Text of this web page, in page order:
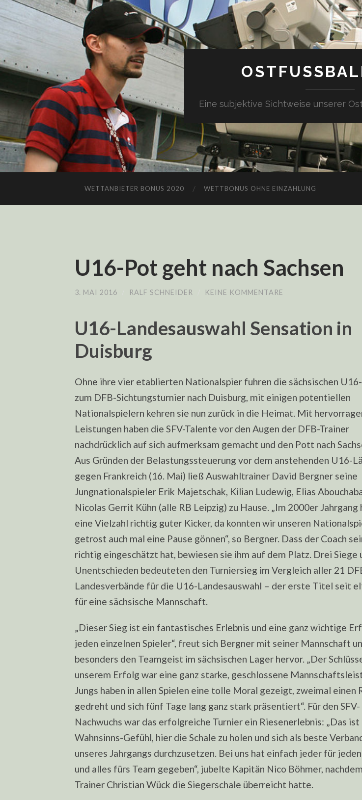
Eine subjektive Sichtweise unserer
WETTANBIETER BONUS 2020 WETTBONUS OHNE EINZAHLUNG
U16-Pot geht nach Sachsen
3. MAI 2016 RALF SCHNEIDER KEINE KOMMENTARE
U16-Landesauswahl Sensation in
Duisburg
Ohne ihre vier etablierten Nationalspier fuhren die sächsischen
zum DFB-Sichtungsturnier nach Duisburg, mit einigen potentiellen
Nationalspielern kehren sie nun zurück in die Heimat. Mit
Leistungen haben die SFV-Talente vor den Augen der DFB-Trainer
nachdrücklich auf sich aufmerksam gemacht und den Pott nach
Aus Gründen der Belastungssteuerung vor dem anstehenden U16-
gegen Frankreich (16. Mai) ließ Auswahltrainer David Bergner seine
Jungnationalspieler Erik Majetschak, Kilian Ludewig, Elias
Nicolas Gerrit Kühn (alle RB Leipzig) zu Hause. „Im 2000er Jahrgang
eine Vielzahl richtig guter Kicker, da konnten wir unseren
getrost auch mal eine Pause gönnen“, so Bergner. Dass der Coach
richtig eingeschätzt hat, bewiesen sie ihm auf dem Platz. Drei Siege
Unentschieden bedeuteten den Turniersieg im Vergleich aller 21
Landesverbände für die U16-Landesauswahl – der erste Titel seit
für eine sächsische Mannschaft.
„Dieser Sieg ist ein fantastisches Erlebnis und eine ganz wichtige
jeden einzelnen Spieler“, freut sich Bergner mit seiner Mannschaft
besonders den Teamgeist im sächsischen Lager hervor. „Der
unserem Erfolg war eine ganz starke, geschlossene
Jungs haben in allen Spielen eine tolle Moral gezeigt, zweimal einen
gedreht und sich fünf Tage lang ganz stark präsentiert“. Für den SFV-
Nachwuchs war das erfolgreiche Turnier ein Riesenerlebnis: „Das ist
Wahnsinns-Gefühl, hier die Schale zu holen und sich als beste
unseres Jahrgangs durchzusetzen. Bei uns hat einfach jeder für
und alles fürs Team gegeben“, jubelte Kapitän Nico Böhmer,
Trainer Christian Wück die Siegerschale überreicht hatte.